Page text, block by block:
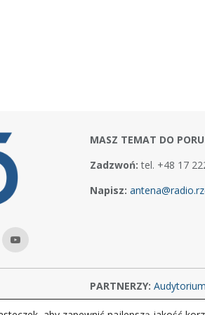
MASZ TEMAT DO
Zadzwoń: tel. +48 17
Napisz:
PARTNERZY: